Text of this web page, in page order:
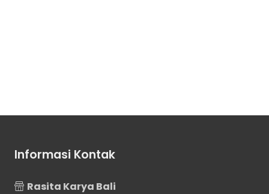
Informasi Kontak
Rasita Karya Bali